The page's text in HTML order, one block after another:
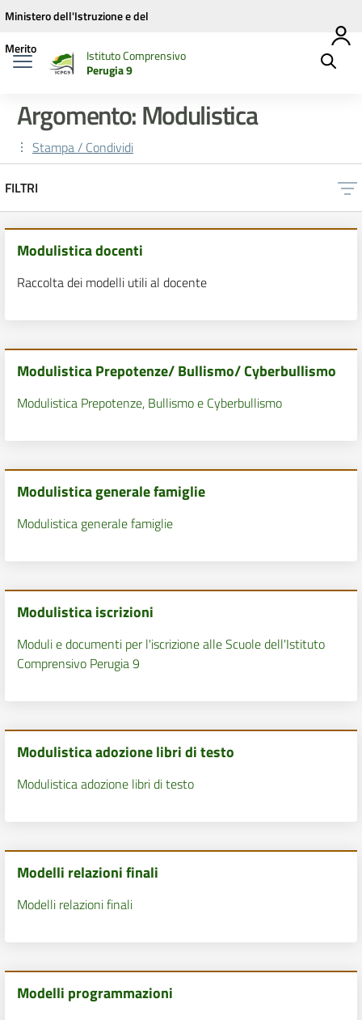
Vai ai contenuti
Vai al menu di navigazione
Vai al footer
Ministero dell'Istruzione e del
Merito
Istituto Comprensivo
Perugia 9
Argomento: Modulistica
Stampa / Condividi
FILTRI
Modulistica docenti
Raccolta dei modelli utili al docente
Modulistica Prepotenze/ Bullismo/ Cyberbullismo
Modulistica Prepotenze, Bullismo e Cyberbullismo
Modulistica generale famiglie
Modulistica generale famiglie
Modulistica iscrizioni
Moduli e documenti per l'iscrizione alle Scuole dell'Istituto
Comprensivo Perugia 9
Modulistica adozione libri di testo
Modulistica adozione libri di testo
Modelli relazioni finali
Modelli relazioni finali
Modelli programmazioni